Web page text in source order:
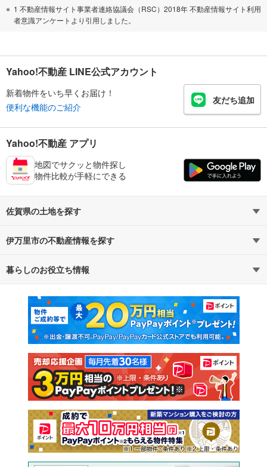
1 不動産情報サイト事業者連絡協議会（RSC）2018年 不動産情報サイト利用
者意識アンケートより引用しました。
Yahoo!不動産 LINE公式アカウント
新着物件をいち早くお届け！
便利な機能のご紹介
友だち追加
Yahoo!不動産 アプリ
地図でサクッと物件探し
物件比較が手軽にできる
佐賀県の土地を探す
路線・駅から探す
通勤・通学時間から探す
伊万里市の不動産情報を探す
不動産・住宅
新築マンション 中古マンション
新築一戸建て 中古一戸建て
注文住宅 土地
売却査定
暮らしのお役立ち情報
マンションカタログ 教えて！住まいの先生